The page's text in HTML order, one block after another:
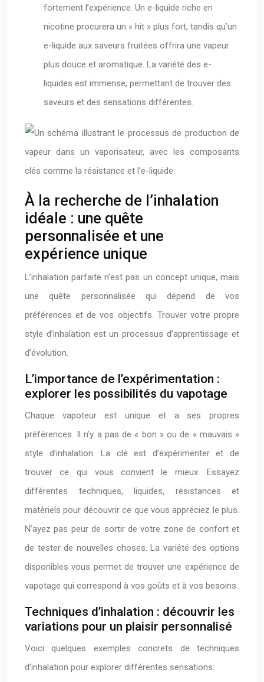
fortement l’expérience. Un e-liquide riche en
nicotine procurera un « hit » plus fort, tandis qu’un
e-liquide aux saveurs fruitées offrira une vapeur
plus douce et aromatique. La variété des e-
liquides est immense, permettant de trouver des
saveurs et des sensations différentes.
À la recherche de l’inhalation
idéale : une quête
personnalisée et une
expérience unique
L’inhalation parfaite n’est pas un concept unique, mais
une quête personnalisée qui dépend de vos
préférences et de vos objectifs. Trouver votre propre
style d’inhalation est un processus d’apprentissage et
d’évolution.
L’importance de l’expérimentation :
explorer les possibilités du vapotage
Chaque vapoteur est unique et a ses propres
préférences. Il n’y a pas de « bon » ou de « mauvais »
style d’inhalation. La clé est d’expérimenter et de
trouver ce qui vous convient le mieux. Essayez
différentes techniques, liquides, résistances et
matériels pour découvrir ce que vous appréciez le plus.
N’ayez pas peur de sortir de votre zone de confort et
de tester de nouvelles choses. La variété des options
disponibles vous permet de trouver une expérience de
vapotage qui correspond à vos goûts et à vos besoins.
Techniques d’inhalation : découvrir les
variations pour un plaisir personnalisé
Voici quelques exemples concrets de techniques
d’inhalation pour explorer différentes sensations: